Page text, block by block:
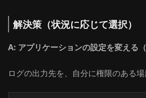
解決策（状況に応じて選択）
A: アプリケーションの設定を変える（
ログの出力先を、自分に権限のある場